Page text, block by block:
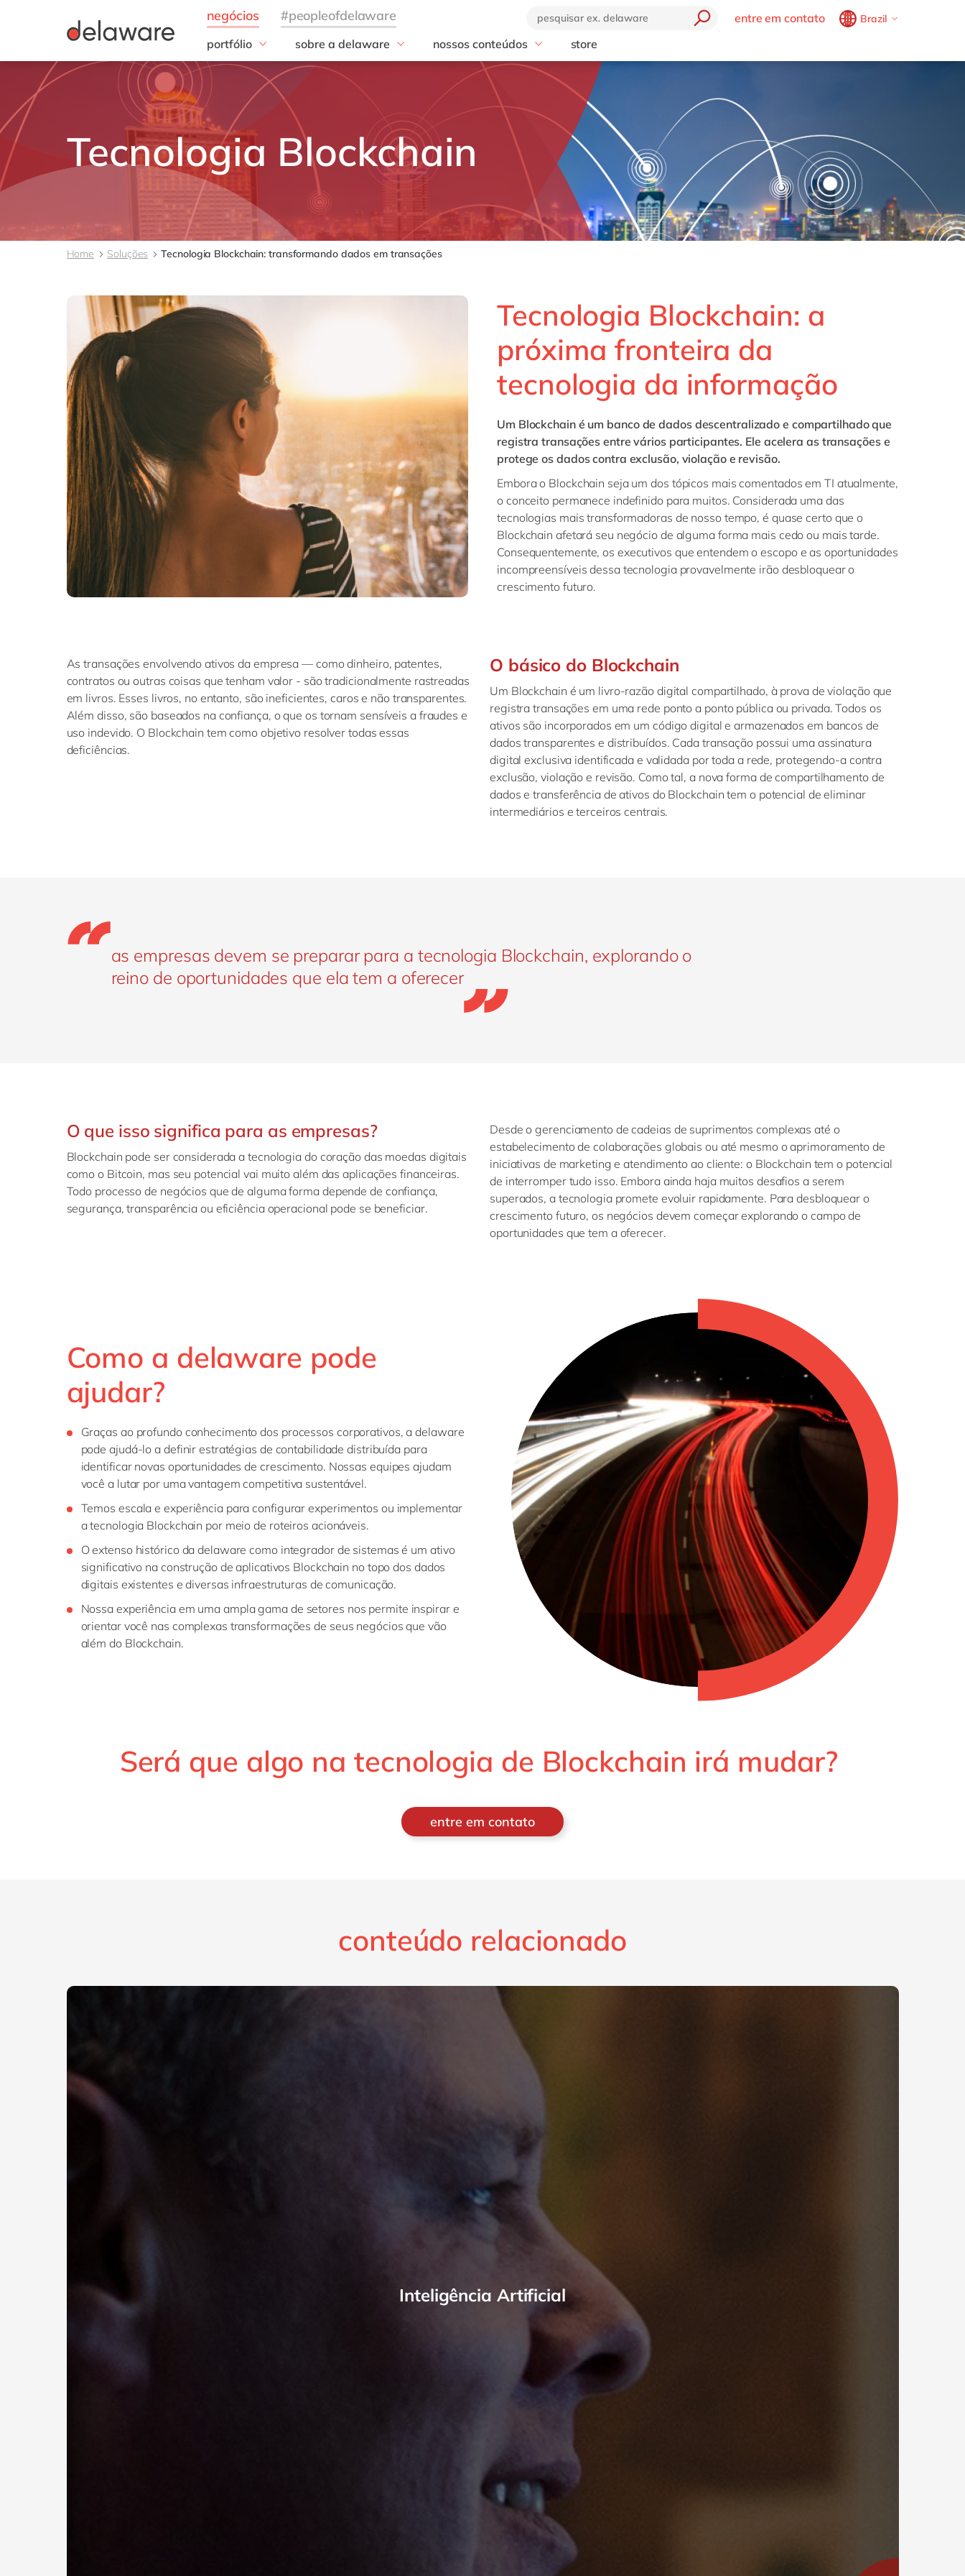
entre em contato
Brazil
Germany
de
Hungary
hu
India
en
Luxembourg
en
Philippines
Switzerland
UK & Ireland
USA & Canada
en
portfólio
Insigths
S/4HANA Cloud
Clean Core
AI
ESG
industrias
Professional Services
Manufatura
Varejo
Agronegócio
serviços
GROW with SAP
RISE with SAP
SAP Analytics Cloud (SAC)
SAP Business Data Cloud
SAP Datasphere
AMS
SAP BTP
soluções delaware
Safe journey
TaxCore by delaware
sobre a delaware
Nossa empresa
20 anos de delaware
Nossa marca
nossos conteúdos
ebooks e materiais
eventos
nossos cases
notícias
Podcasts e vídeos
store
Tecnologia Blockchain
Home Soluções Tecnologia Blockchain: transformando dados em transações
Tecnologia Blockchain: a
próxima fronteira da
tecnologia da informação
Um Blockchainé um banco de dados descentralizado e compartilhado que
registra transações entre vários participantes. Ele acelera as transações e
protege os dados contra exclusão, violação e revisão.
Embora o Blockchain seja um dos tópicos mais comentados em TI atualmente,
o conceito permanece indefinido para muitos. Considerada uma das
tecnologias mais transformadoras de nosso tempo, é quase certo que o
Blockchain afetará seu negócio de alguma forma mais cedo ou mais tarde.
Consequentemente, os executivos que entendem o escopo e as oportunidades
incompreensíveis dessa tecnologia provavelmente irão desbloquear o
crescimento futuro.
As transações envolvendo ativos da empresa — como dinheiro, patentes,
contratos ou outras coisas que tenham valor - são tradicionalmente rastreadas
em livros. Esses livros, no entanto, são ineficientes, caros e não transparentes.
Além disso, são baseados na confiança, o que os tornam sensíveis a fraudes e
uso indevido. O Blockchain tem como objetivo resolver todas essas
deficiências.
O básico do Blockchain
Um Blockchain é um livro-razão digital compartilhado, à prova de violação que
registra transações em uma rede ponto a ponto pública ou privada. Todos os
ativos são incorporados em um código digital e armazenados em bancos de
dados transparentes e distribuídos. Cada transação possui uma assinatura
digital exclusiva identificada e validada por toda a rede, protegendo-a contra
exclusão, violação e revisão. Como tal, a nova forma de compartilhamento de
dados e transferência de ativos do Blockchain tem o potencial de eliminar
intermediários e terceiros centrais.
as empresas devem se preparar para a tecnologia Blockchain, explorando o
reino de oportunidades que ela tem a oferecer
O que isso significa para as empresas?
Blockchain pode ser considerada a tecnologia do coração das moedas digitais
como o Bitcoin, mas seu potencial vai muito além das aplicações financeiras.
Todo processo de negócios que de alguma forma depende de confiança,
segurança, transparência ou eficiência operacional pode se beneficiar.
Desde o gerenciamento de cadeias de suprimentos complexas até o
estabelecimento de colaborações globais ou até mesmo o aprimoramento de
iniciativas de marketing e atendimento ao cliente: o Blockchain tem o potencial
de interromper tudo isso. Embora ainda haja muitos desafios a serem
superados, a tecnologia promete evoluir rapidamente. Para desbloquear o
crescimento futuro, os negócios devem começar explorando o campo de
oportunidades que tem a oferecer.
Como a delaware pode
ajudar?
Graças ao profundo conhecimento dos processos corporativos, a delaware
pode ajudá-lo a definir estratégias de contabilidade distribuída para
identificar novas oportunidades de crescimento. Nossas equipes ajudam
você a lutar por uma vantagem competitiva sustentável.
Temos escala e experiência para configurar experimentos ou implementar
a tecnologia Blockchain por meio de roteiros acionáveis.
O extenso histórico da delaware como integrador de sistemas é um ativo
significativo na construção de aplicativos Blockchain no topo dos dados
digitais existentes e diversas infraestruturas de comunicação.
Nossa experiência em uma ampla gama de setores nos permite inspirar e
orientar você nas complexas transformações de seus negócios que vão
além do Blockchain.
Será que algo na tecnologia de Blockchain irá mudar?
entre em contato
conteúdo relacionado
Inteligência Artificial